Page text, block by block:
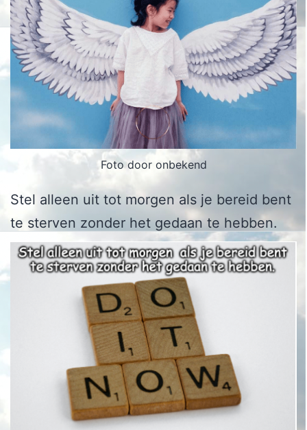
Foto door onbekend
Stel alleen uit tot morgen als je bereid bent
te sterven zonder het gedaan te hebben.